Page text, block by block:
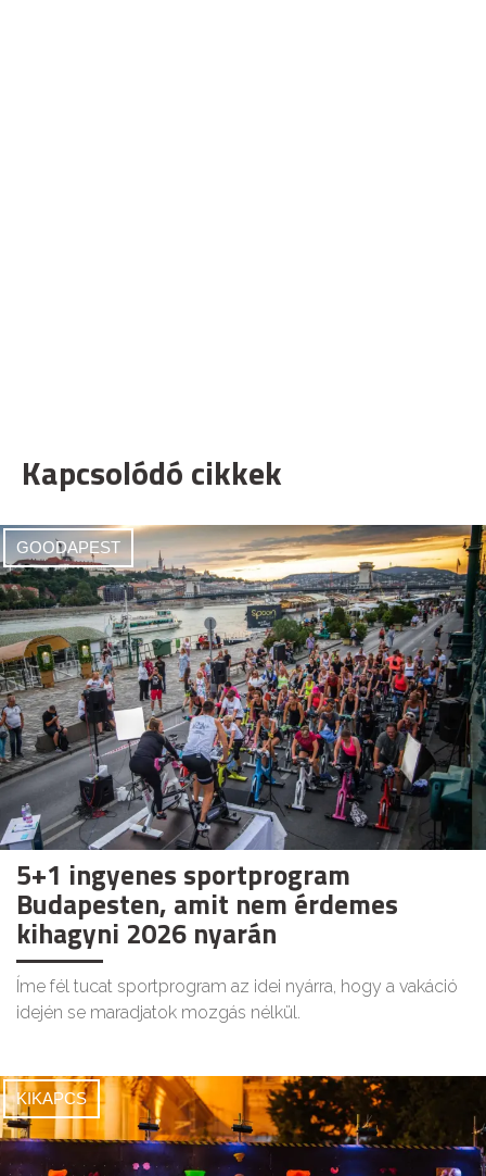
Kapcsolódó cikkek
GOODAPEST
5+1 ingyenes sportprogram
Budapesten, amit nem érdemes
kihagyni 2026 nyarán
Íme fél tucat sportprogram az idei nyárra, hogy a vakáció
idején se maradjatok mozgás nélkül.
KIKAPCS